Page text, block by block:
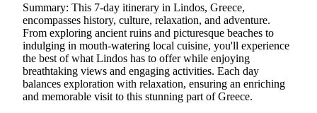
Summary: This 7-day itinerary in Lindos, Greece,
encompasses history, culture, relaxation, and adventure.
From exploring ancient ruins and picturesque beaches to
indulging in mouth-watering local cuisine, you'll experience
the best of what Lindos has to offer while enjoying
breathtaking views and engaging activities. Each day
balances exploration with relaxation, ensuring an enriching
and memorable visit to this stunning part of Greece.